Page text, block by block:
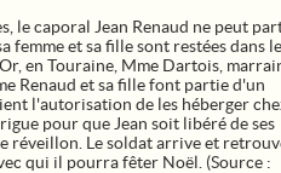
le caporal Jean Renaud ne peut
femme et sa fille sont restées dans le
en Touraine, Mme Dartois,
Renaud et sa fille font partie d'un
l'autorisation de les héberger
pour que Jean soit libéré de ses
réveillon. Le soldat arrive et
qui il pourra fêter Noël. (Source :